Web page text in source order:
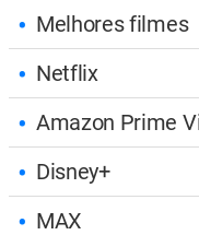
Melhores filmes
Netflix
Amazon Prime
Disney+
MAX